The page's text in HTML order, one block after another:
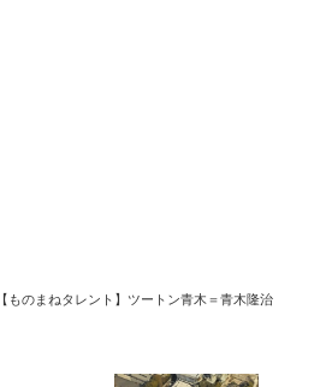
【ものまねタレント】ツートン青木＝青木隆治